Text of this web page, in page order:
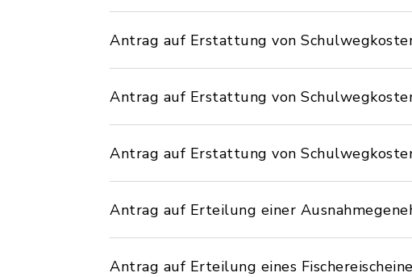
Antrag auf Erstattung von
Antrag auf Erstattung von
Antrag auf Erstattung von
Antrag auf Erteilung einer
Antrag auf Erteilung eines